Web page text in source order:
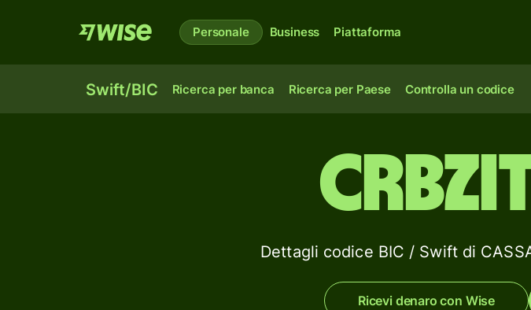
Personale Business Piattaforma
Swift/BIC Ricerca per banca Ricerca per Paese Controlla un codice
Dettagli codice BIC / Swift di
Ricevi denaro con Wise